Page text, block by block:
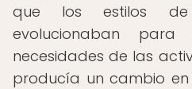
que los estilos
evolucionaban
necesidades de las
producía un cambio